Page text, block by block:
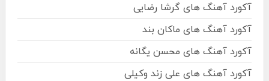
آکورد آهنگ های گرشا رضایی
آکورد آهنگ های ماکان بند
آکورد آهنگ های محسن یگانه
آکورد آهنگ های علی زند وکیلی